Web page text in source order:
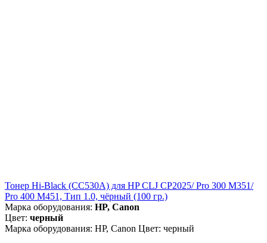
Тонер Hi-Black (CC530A) для HP CLJ CP2025/ Pro 300 M351/
Pro 400 M451, Тип 1.0, чёрный (100 гр.)
Марка оборудования: HP, Canon
Цвет: черный
Марка оборудования: HP, Canon Цвет: черный